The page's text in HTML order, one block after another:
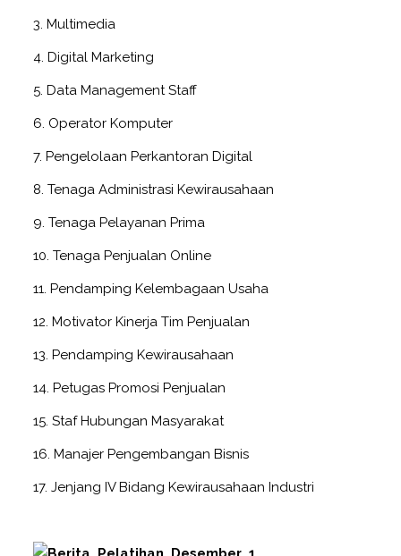
3. Multimedia
4. Digital Marketing
5. Data Management Staff
6. Operator Komputer
7. Pengelolaan Perkantoran Digital
8. Tenaga Administrasi Kewirausahaan
9. Tenaga Pelayanan Prima
10. Tenaga Penjualan Online
11. Pendamping Kelembagaan Usaha
12. Motivator Kinerja Tim Penjualan
13. Pendamping Kewirausahaan
14. Petugas Promosi Penjualan
15. Staf Hubungan Masyarakat
16. Manajer Pengembangan Bisnis
17. Jenjang IV Bidang Kewirausahaan Industri